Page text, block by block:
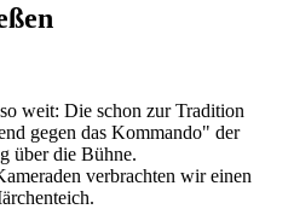
weit: Die schon zur Tradition
gegen das Kommando" der
über die Bühne.
verbrachten wir einen